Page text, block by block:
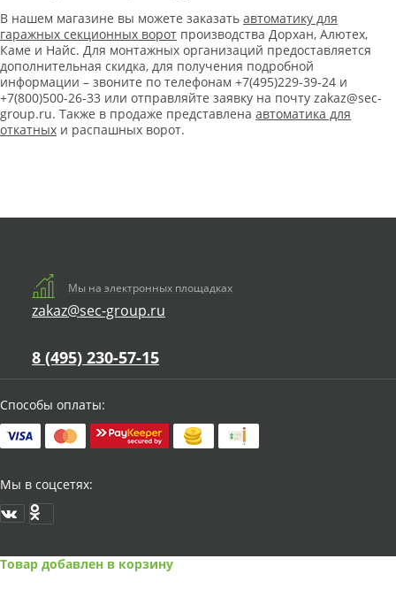
В нашем магазине вы можете заказать автоматику для
гаражных секционных ворот производства Дорхан, Алютех,
Каме и Найс. Для монтажных организаций предоставляется
дополнительная скидка, для получения подробной
информации – звоните по телефонам +7(495)229-39-24 и
+7(800)500-26-33 или отправляйте заявку на почту zakaz@sec-
group.ru. Также в продаже представлена автоматика для
откатных и распашных ворот.
Мы на электронных площадках
zakaz@sec-group.ru
8 (495) 230-57-15
Способы оплаты:
Мы в соцсетях:
Товар добавлен в корзину